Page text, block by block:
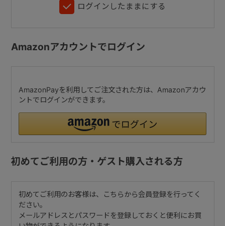
ログインしたままにする
Amazonアカウントでログイン
AmazonPayを利用してご注文された方は、Amazonアカウ
ントでログインができます。
初めてご利用の方・ゲスト購入される方
初めてご利用のお客様は、こちらから会員登録を行ってく
ださい。
メールアドレスとパスワードを登録しておくと便利にお買